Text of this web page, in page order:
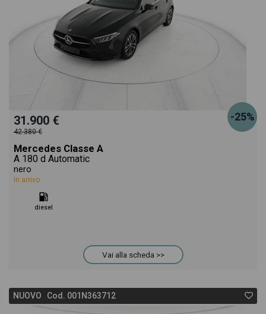
-25%
31.900 €
42.380 €
Mercedes Classe A
A 180 d Automatic
nero
In arrivo
diesel
Vai alla scheda >>
NUOVO Cod. 001N363712